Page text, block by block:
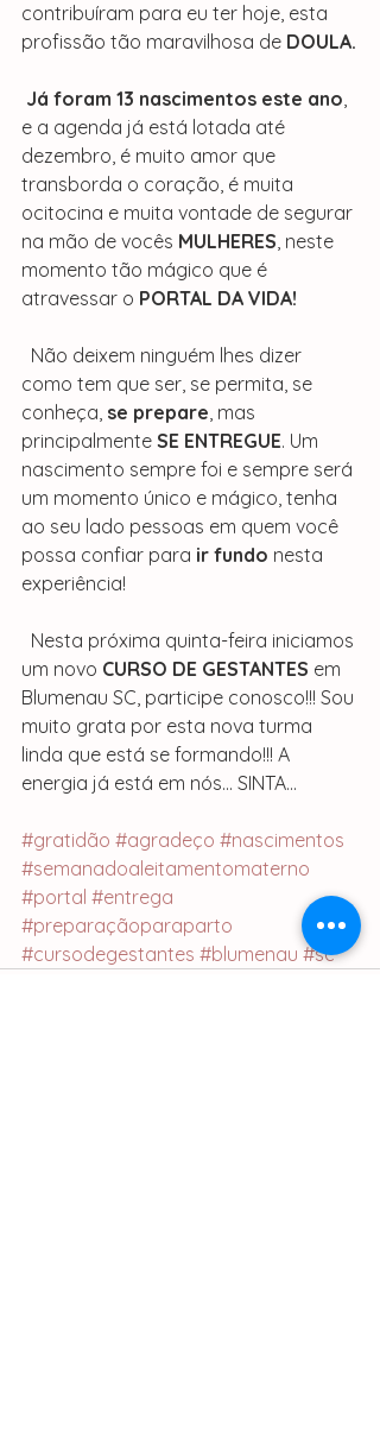
contribuíram para eu ter hoje, esta
profissão tão maravilhosa de DOULA.
Já foram 13 nascimentos este ano,
e a agenda já está lotada até
dezembro, é muito amor que
transborda o coração, é muita
ocitocina e muita vontade de segurar
na mão de vocês MULHERES, neste
momento tão mágico que é
atravessar o PORTAL DA VIDA!
como tem que ser, se permita, se
conheça, se prepare, mas
principalmente SE ENTREGUE. Um
nascimento sempre foi e sempre será
um momento único e mágico, tenha
ao seu lado pessoas em quem você
possa confiar para ir fundo nesta
experiência!
um novo CURSO DE GESTANTES em
Blumenau SC, participe conosco!!! Sou
muito grata por esta nova turma
linda que está se formando!!! A
energia já está em nós... SINTA...
#gratidão #agradeço #nascimentos
#semanadoaleitamentomaterno
#portal #entrega
#preparaçãoparaparto
#cursodegestantes #blumenau #sc